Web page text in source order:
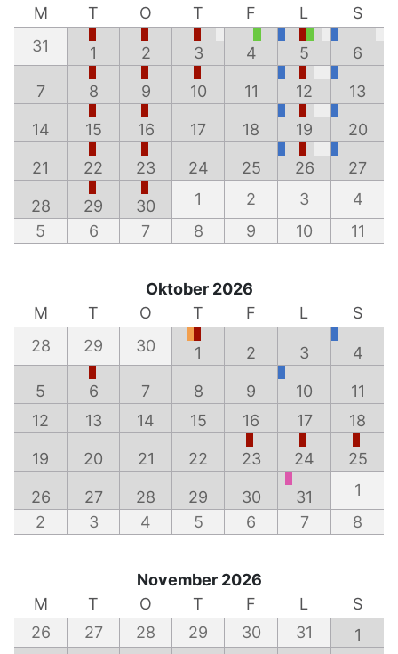
M
T O T F L
S
31
1 2 3 4 5 6
7 8 9 10 11 12 13
14 15 16 17 18 19 20
21 22 23 24 25 26 27
28 29 30 1 2 3
4
5
6 7 8 9 10 11
Oktober 2026
M
T O T F L
S
28
29 30 1 2 3 4
5 6 7 8 9 10
11
12
13 14 15 16 17 18
19 20 21 22 23 24 25
26 27 28 29 30 31
1
2
3 4 5 6 7 8
November 2026
M
T O T F L
S
26
27 28 29 30 31
1